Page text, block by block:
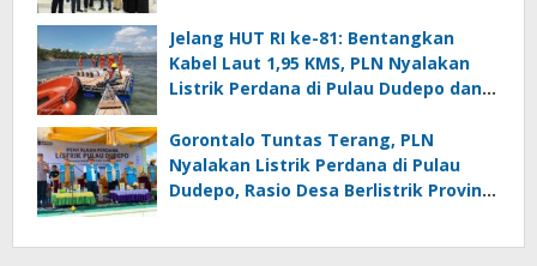
Jelang HUT RI ke-81: Bentangkan
Kabel Laut 1,95 KMS, PLN Nyalakan
Listrik Perdana di Pulau Dudepo dan
Berlistrik Provinsi Gorontalo
Gorontalo Tuntas Terang, PLN
Nyalakan Listrik Perdana di Pulau
Dudepo, Rasio Desa Berlistrik Provinsi